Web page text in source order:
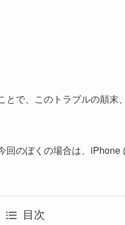
とで、このトラブルの顛末
回のぼくの場合は、iPhone
目次